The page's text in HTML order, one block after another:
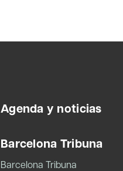
Agenda y noticias
Barcelona Tribuna
Barcelona Tribuna